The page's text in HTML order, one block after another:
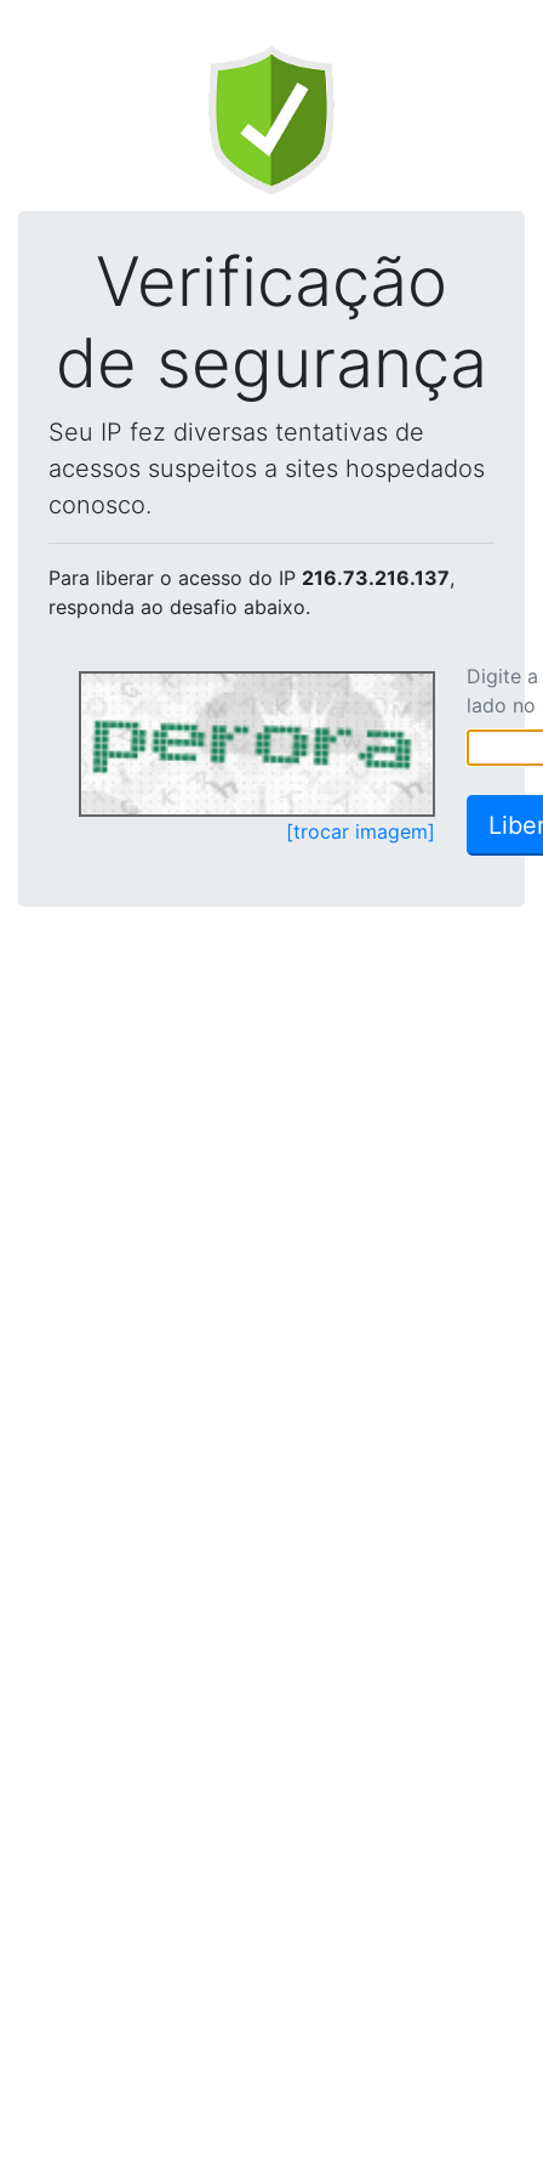
Verificação
de segurança
Seu IP fez diversas tentativas de
acessos suspeitos a sites hospedados
conosco.
Para liberar o acesso do IP 216.73.216.137,
responda ao desafio abaixo.
[trocar imagem]
Digite
lado no